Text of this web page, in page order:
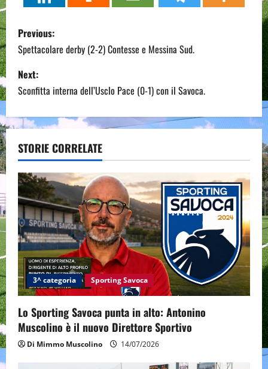
P
o
s
t
n
a
v
i
g
a
t
i
o
n
Previous:
Spettacolare derby (2-2) Contesse e Messina Sud.
Next:
Sconfitta interna dell’Usclo Pace (0-1) con il Savoca.
STORIE CORRELATE
3^ categoria Sporting Savoca
Lo Sporting Savoca punta in alto: Antonino
Muscolino è il nuovo Direttore Sportivo
Di Mimmo Muscolino 14/07/2026